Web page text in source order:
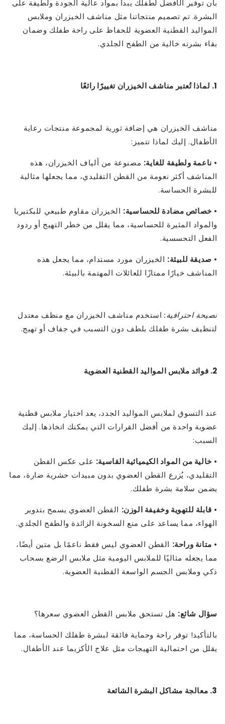
بأن توفير الأفضل لطفلك يبدأ بمواد عالية الجودة ولطيفة على
البشرة. تم تصميم منتجاتنا مثل مناشف الخيزران وملابس
المواليد القطنية العضوية للحفاظ على راحة طفلك وضمان
بقاء بشرته خالية من الطفح الجلدي.
مناشف الخيزران هي إضافة ثورية لمجموعة منتجات رعاية
الأطفال. إليك لماذا تتميز:
ناعمة ولطيفة للغاية:مصنوعة من ألياف الخيزران، هذه
المناشف أكثر نعومة من القطن التقليدي، مما يجعلها مثالية
للبشرة الحساسة.
خصائص مضادة للحساسية:الخيزران مقاوم طبيعي للبكتيريا
والمواد المثيرة للحساسية، مما يقلل من خطر التهيج أو ردود
الفعل التحسسية.
صديقة للبيئة:الخيزران مورد مستدام، مما يجعل هذه
المناشف خيارًا ممتازًا للعائلات المهتمة بالبيئة.
نصيحة احترافية:استخدم مناشف الخيزران مع منظف معتدل
لتنظيف بشرة طفلك بلطف دون التسبب في جفاف أو تهيج.
2. فوائد ملابس المواليد القطنية العضوية
عند التسوق لملابس المواليد الجدد، يعد اختيار ملابس قطنية
عضوية واحدة من أفضل القرارات التي يمكنك اتخاذها. إليك
السبب:
خالية من المواد الكيميائية القاسية:على عكس القطن
التقليدي، يُزرع القطن العضوي بدون مبيدات حشرية ضارة، مما
يضمن سلامة بشرة طفلك.
قابلة للتهوية وخفيفة الوزن:القطن العضوي يسمح بتدوير
الهواء، مما يساعد على منع السخونة الزائدة والطفح الجلدي.
متانة وراحة:القطن العضوي ليس فقط ناعمًا بل متين أيضًا،
مما يجعله مثاليًا للملابس اليومية مثل ملابس الرضع بسحاب
ذكي وملابس الجسم الواسعة القطنية العضوية.
سؤال شائع:هل تستحق ملابس القطن العضوي سعرها؟
بالتأكيد! توفر راحة وحماية فائقة لبشرة طفلك الحساسة، مما
يقلل من احتمالية التهيجات مثل علاج الأكزيما عند الأطفال.
3. معالجة مشاكل البشرة الشائعة